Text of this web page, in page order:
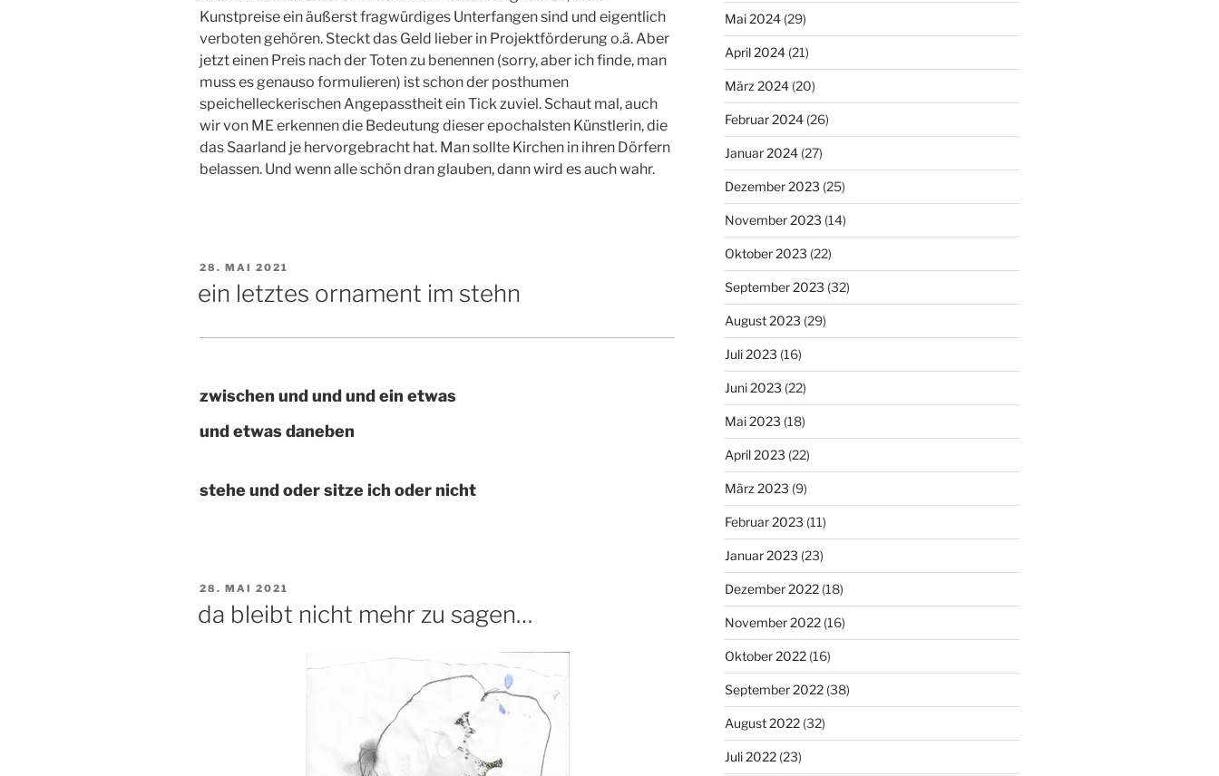
Kunstpreise ein äußerst fragwürdiges Unterfangen sind und eigentlich
verboten gehören. Steckt das Geld lieber in Projektförderung o.ä. Aber
jetzt einen Preis nach der Toten zu benennen (sorry, aber ich finde, man
muss es genauso formulieren) ist schon der posthumen
speichelleckerischen Angepasstheit ein Tick zuviel. Schaut mal, auch
wir von ME erkennen die Bedeutung dieser epochalsten Künstlerin, die
das Saarland je hervorgebracht hat. Man sollte Kirchen in ihren Dörfern
belassen. Und wenn alle schön dran glauben, dann wird es auch wahr.
VERÖFFENTLICHT
AM
28. MAI 2021
ein letztes ornament im stehn
zwischen und und und ein etwas
und etwas daneben
stehe und oder sitze ich oder nicht
VERÖFFENTLICHT
AM
28. MAI 2021
da bleibt nicht mehr zu sagen…
Mai 2024(29)
April 2024(21)
März 2024(20)
Februar 2024(26)
Januar 2024(27)
Dezember 2023 (25)
November 2023 (14)
Oktober 2023 (22)
September 2023 (32)
August 2023 (29)
Juli 2023 (16)
Juni 2023 (22)
Mai 2023 (18)
April 2023 (22)
März 2023 (9)
Februar 2023 (11)
Januar 2023 (23)
Dezember 2022(18)
November 2022(16)
Oktober 2022(16)
September 2022(38)
August 2022(32)
Juli 2022(23)